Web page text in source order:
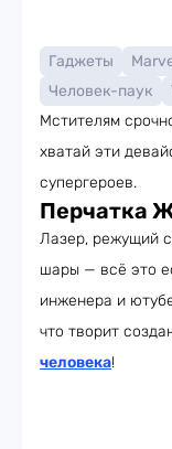
Гаджеты
Человек-паук
Мстителям
хватай эти
супергероев.
Перчатка
Лазер, режущий
шары — всё это
инженера и
что творит
человека!